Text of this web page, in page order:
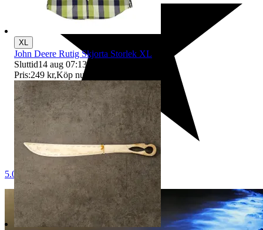
5.0
XL
John Deere Rutig Skjorta Storlek XL
Sluttid14 aug 07:13.
Pris:249 kr,Köp nu